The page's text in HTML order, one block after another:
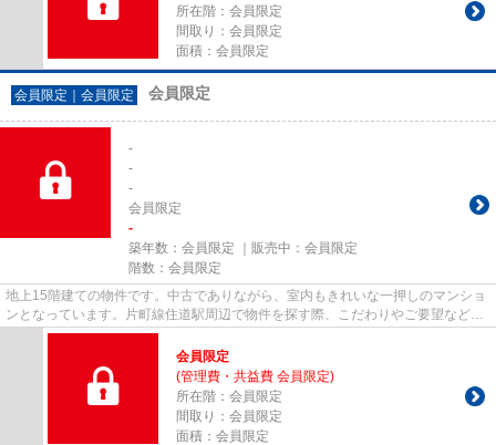
所在階： 会員限定
間取り： 会員限定
面積： 会員限定
会員限定 会員限定 会員限定
-
-
-
会員限定
-
築年数： 会員限定 ｜販売中： 会員限定
階数： 会員限定
地上15階建ての物件です。中古でありながら、室内もきれいな一押しのマンショ
ンとなっています。片町線住道駅周辺で物件を探す際、こだわりやご要望などが
あれば、ぜひ当社スタッフに...
会員限定
(管理費・共益費 会員限定)
所在階： 会員限定
間取り： 会員限定
面積： 会員限定